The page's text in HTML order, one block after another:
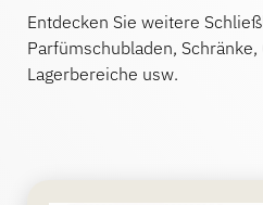
Entdecken Sie weitere
Parfümschubladen,
Lagerbereiche usw.